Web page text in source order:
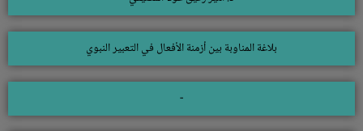
بلاغة المناوبة بين أزمنة الأفعال في التعبير النبوي
-